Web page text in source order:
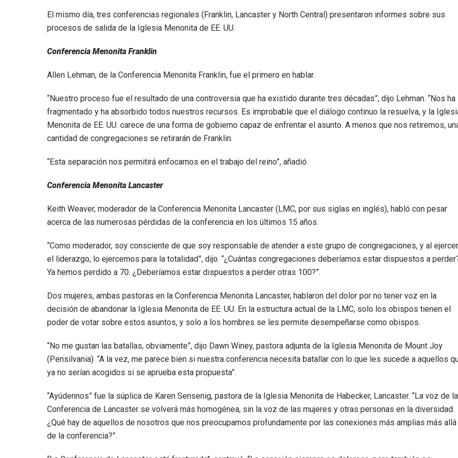
El mismo día, tres conferencias regionales (Franklin, Lancaster y North Central) presentaron informes sobre sus
procesos de salida de la Iglesia Menonita de EE. UU.
Conferencia Menonita Franklin
Allen Lehman, de la Conferencia Menonita Franklin, fue el primero en hablar.
“Nuestro proceso fue el resultado de una controversia que ha existido durante tres décadas”, dijo Lehman. “Nos ha
fragmentado y ha absorbido todos nuestros recursos. Es improbable que el diálogo continuo la resuelva, y la
Menonita de EE. UU. carece de una forma de gobierno capaz de enfrentar el asunto. A menos que nos retiremos,
cantidad de congregaciones se retirarán de Franklin.
“Esta separación nos permitirá enfocarnos en el trabajo del reino”, añadió.
Conferencia Menonita Lancaster
Keith Weaver, moderador de la Conferencia Menonita Lancaster (LMC, por sus siglas en inglés), habló con pesar
acerca de las numerosas pérdidas de la conferencia en los últimos 15 años.
“Como moderador, soy consciente de que soy responsable de atender a este grupo de congregaciones, y al ejercer
el liderazgo, lo ejercemos para la totalidad”, dijo. “¿Cuántas congregaciones deberíamos estar dispuestos a
Ya hemos perdido a 70. ¿Deberíamos estar dispuestos a perder otras 100?”.
Dos mujeres, ambas pastoras en la Conferencia Menonita Lancaster, hablaron del dolor por no tener voz en la
decisión de abandonar la Iglesia Menonita de EE. UU. En la estructura actual de la LMC, solo los obispos tienen el
poder de votar sobre estos asuntos, y solo a los hombres se les permite desempeñarse como obispos.
“No me gustan las batallas, obviamente”, dijo Dawn Winey, pastora adjunta de la Iglesia Menonita de Mount Joy
(Pensilvania). “A la vez, me parece bien si nuestra conferencia necesita batallar con lo que les sucede a aquellos
ya no serían acogidos si se aprueba esta propuesta”.
“Ayúdennos” fue la súplica de Karen Sensenig, pastora de la Iglesia Menonita de Habecker, Lancaster. “La voz de la
Conferencia de Lancaster se volverá más homogénea, sin la voz de las mujeres y otras personas en la diversidad.
¿Qué hay de aquellos de nosotros que nos preocupamos profundamente por las conexiones más amplias más allá
de la conferencia?”.